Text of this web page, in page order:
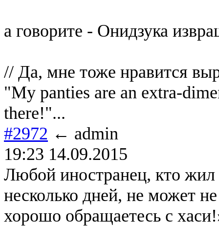
а говорите - Онидзука
// Да, мне тоже нравится
"My panties are an extra-
there!"...
#2972 ← admin
19:23 14.09.2015
Любой иностранец, кто
несколько дней, не может
хорошо обращаетесь с